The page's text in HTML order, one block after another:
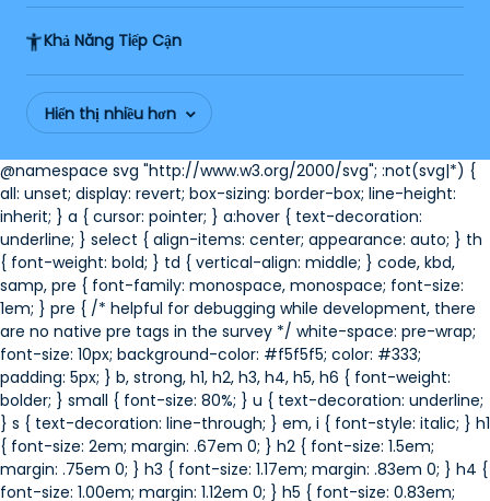
Khả Năng Tiếp Cận
Hiển thị nhiều hơn